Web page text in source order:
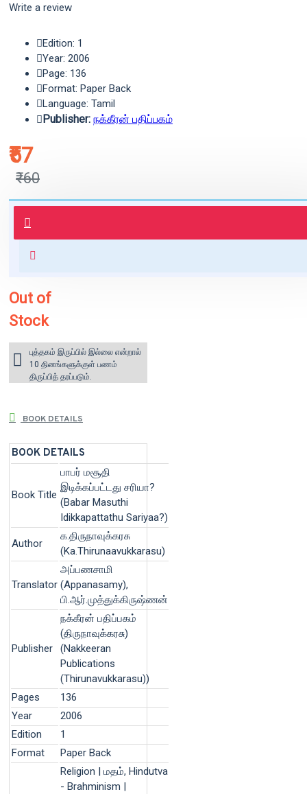
Write a review
₹57
₹60
Edition: 1
Year: 2006
Page: 136
Format: Paper Back
Language: Tamil
Publisher: நக்கீரன் பதிப்பகம்
புத்தகம் 3 - 7 நாட்களில் அனுப்பி
வைக்கப்படும்.
for orders above ₹1000 within
Out of
Stock
புத்தகம் இருப்பில் இல்லை என்றால்
10 தினங்களுக்குள் பணம்
திருப்பித் தரப்படும்.
BOOK DETAILS
BOOK DETAILS
Book Title
பாபர் மசூதி
இடிக்கப்பட்டது சரியா?
(Babar Masuthi
Idikkapattathu Sariyaa?)
Author
க.திருநாவுக்கரசு
(Ka.Thirunaavukkarasu)
Translator
அப்பணசாமி
(Appanasamy),
பி.ஆர்.முத்துக்கிருஷ்ணன்
Publisher
நக்கீரன் பதிப்பகம்
(திருநாவுக்கரசு)
(Nakkeeran
Publications
(Thirunavukkarasu))
Pages
136
Year
2006
Edition
1
Format
Paper Back
Religion | மதம், Hindutva
- Brahminism |